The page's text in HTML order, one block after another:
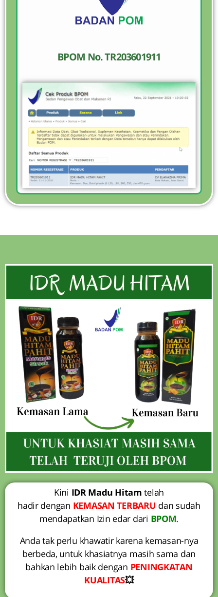
BPOM No. TR203601911
Kini IDR Madu Hitam telah
hadir dengan KEMASAN TERBARU dan sudah
mendapatkan Izin edar dari BPOM.
Anda tak perlu khawatir karena kemasan-nya
berbeda, untuk khasiatnya masih sama dan
bahkan lebih baik dengan PENINGKATAN
KUALITAS💥